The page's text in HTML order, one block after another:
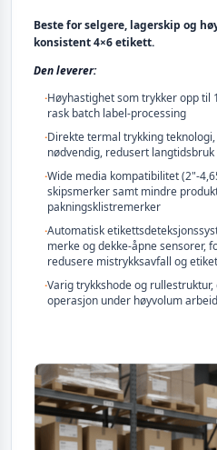
Beste for selgere, lagerskip og
konsistent 4×6 etikett.
Den leverer:
·Høyhastighet som trykker opp til
rask batch label-processing
·Direkte termal trykking
nødvendig, redusert
·Wide media kompatibilitet (2"-
skipsmerker samt mindre
pakningsklistremerker
·Automatisk
merke og dekke-åpne sensorer,
redusere mistrykksavfall og
·Varig trykkshode og
operasjon under høyvolum